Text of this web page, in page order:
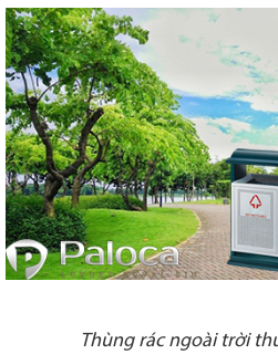
Thùng rác ngoài trời